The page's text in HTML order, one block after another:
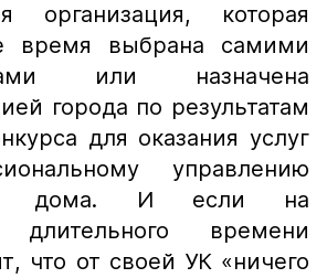
организация, которая
время выбрана самими
или назначена
города по результатам
для оказания услуг
управлению
дома. И если на
длительного времени
что от своей УК «ничего